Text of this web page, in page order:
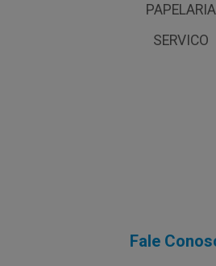
PAPELARIA
SERVICO
Fale